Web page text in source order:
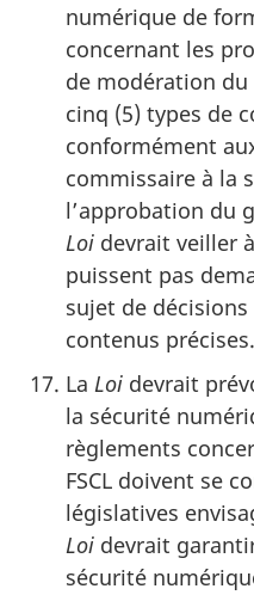
numérique de
concernant les
de modération
cinq (5) types de
conformément
commissaire à la
l’approbation du
Loi devrait veiller
puissent pas
sujet de
contenus précises.
La Loi devrait
la sécurité
règlements
FSCL doivent se
législatives
Loi devrait
sécurité